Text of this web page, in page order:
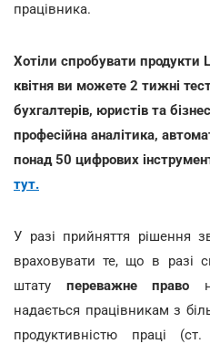
працівника.
Хотіли спробувати продукти
квітня ви можете 2 тижні
бухгалтерів, юристів та
професійна аналітика,
понад 50 цифрових
тут.
У разі прийняття рішення
враховувати те, що в разі
штату переважне право
надається працівникам з
продуктивністю праці